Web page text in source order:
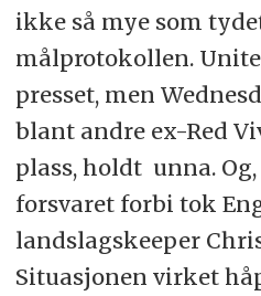
ikke så mye som
målprotokollen.
presset, men
blant andre ex-Red
plass, holdt unna.
forsvaret forbi tok
landslagskeeper
Situasjonen virket